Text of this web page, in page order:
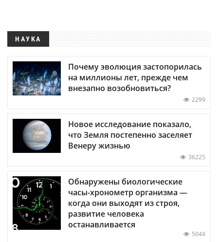
НАУКА
Почему эволюция застопорилась
на миллионы лет, прежде чем
внезапно возобновиться?
2299
Новое исследование показало,
что Земля постепенно заселяет
Венеру жизнью
36225
Обнаружены биологические
часы-хронометр организма —
когда они выходят из строя,
развитие человека
останавливается
5044